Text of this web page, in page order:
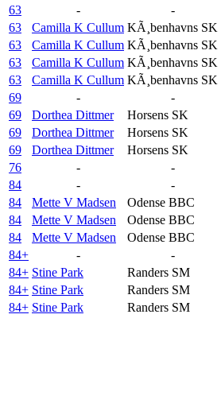
63
- -
63
Camilla K Cullum KÃ¸benhavns SK
63
Camilla K Cullum KÃ¸benhavns SK
63
Camilla K Cullum KÃ¸benhavns SK
63
Camilla K Cullum KÃ¸benhavns SK
69
- -
69
Dorthea Dittmer Horsens SK
69
Dorthea Dittmer Horsens SK
69
Dorthea Dittmer Horsens SK
76
- -
84
- -
84
Mette V Madsen Odense BBC
84
Mette V Madsen Odense BBC
84
Mette V Madsen Odense BBC
84+
- -
84+ Stine Park Randers SM
84+ Stine Park Randers SM
84+ Stine Park Randers SM